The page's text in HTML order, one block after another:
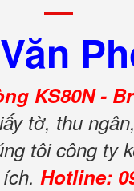
KS80N -
tờ, thu
tôi công ty
Hotline: